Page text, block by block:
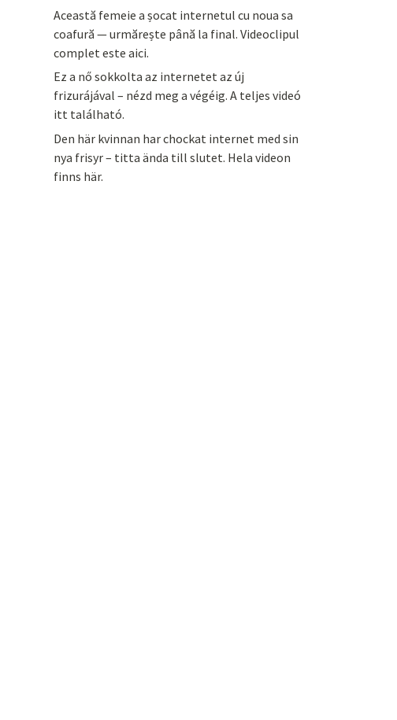
Această femeie a șocat internetul cu noua sa
coafură — urmărește până la final. Videoclipul
complet este aici.
Ez a nő sokkolta az internetet az új
frizurájával – nézd meg a végéig. A teljes videó
itt található.
Den här kvinnan har chockat internet med sin
nya frisyr – titta ända till slutet. Hela videon
finns här.